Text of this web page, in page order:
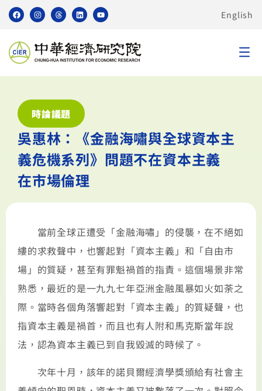
English
時論議題
吳惠林：《金融海嘯與全球資本主
義危機系列》問題不在資本主義
在市場倫理
當前全球正遭受「金融海嘯」的侵襲，在不絕如
縷的求救聲中，也響起對「資本主義」和「自由市
場」的質疑，甚至有罪魁禍首的指責。這個場景非常
熟悉，最近的是一九九七年亞洲金融風暴如火如荼之
際。當時各個角落響起對「資本主義」的質疑聲，也
指資本主義是禍首，而且也有人附和馬克斯當年說
法，認為資本主義已到自我毀滅的時候了。
次年十月，該年的諾貝爾經濟學獎頒給有社會主